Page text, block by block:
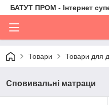
БАТУТ ПРОМ - Інтернет
Товари Товари для
Сповивальні матраци